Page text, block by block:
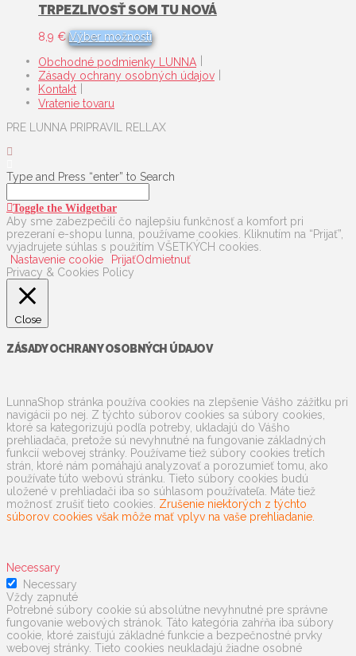
viacero
variantov.
Možnosti
si
môžete
vybrať
na
TRPEZLIVOSŤ SOM TU NOVÁ
8,9 € Výber možnostíTento
produkt
má
viacero
môžete
produktu.
Obchodné podmienky LUNNA
Zásady ochrany osobných údajov
Kontakt
Vratenie tovaru
PRE LUNNA PRIPRAVIL RELLAX
Type and Press “enter” to Search
Toggle the Widgetbar
Aby sme zabezpečili čo najlepšiu funkčnosť a komfort pri
prezeraní e-shopu lunna, používame cookies. Kliknutím na “Prijať”,
vyjadrujete súhlas s použitím VŠETKÝCH cookies.
Nastavenie cookie
PrijaťOdmietnuť
Privacy & Cookies Policy
Close
ZÁSADY OCHRANY OSOBNÝCH ÚDAJOV
LunnaShop stránka používa cookies na zlepšenie Vášho zážitku pri
navigácii po nej. Z týchto súborov cookies sa súbory cookies,
ktoré sa kategorizujú podľa potreby, ukladajú do Vášho
prehliadača, pretože sú nevyhnutné na fungovanie základných
funkcií webovej stránky. Používame tiež súbory cookies tretích
strán, ktoré nám pomáhajú analyzovať a porozumieť tomu, ako
používate túto webovú stránku. Tieto súbory cookies budú
uložené v prehliadači iba so súhlasom používateľa. Máte tiež
možnosť zrušiť tieto cookies. Zrušenie niektorých z týchto
súborov cookies však môže mať vplyv na vaše prehliadanie.
Necessary
Necessary
Vždy zapnuté
Potrebné súbory cookie sú absolútne nevyhnutné pre správne
fungovanie webových stránok. Táto kategória zahŕňa iba súbory
cookie, ktoré zaisťujú základné funkcie a bezpečnostné prvky
webovej stránky. Tieto cookies neukladajú žiadne osobné